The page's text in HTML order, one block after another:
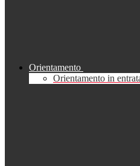
Orientamento
Orientamento in